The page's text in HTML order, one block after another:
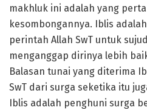
makhluk ini adalah yang
kesombongannya. Iblis
perintah Allah SwT untuk
menganggap dirinya lebih
Balasan tunai yang diterima
SwT dari surga seketika itu
Iblis adalah penghuni surga